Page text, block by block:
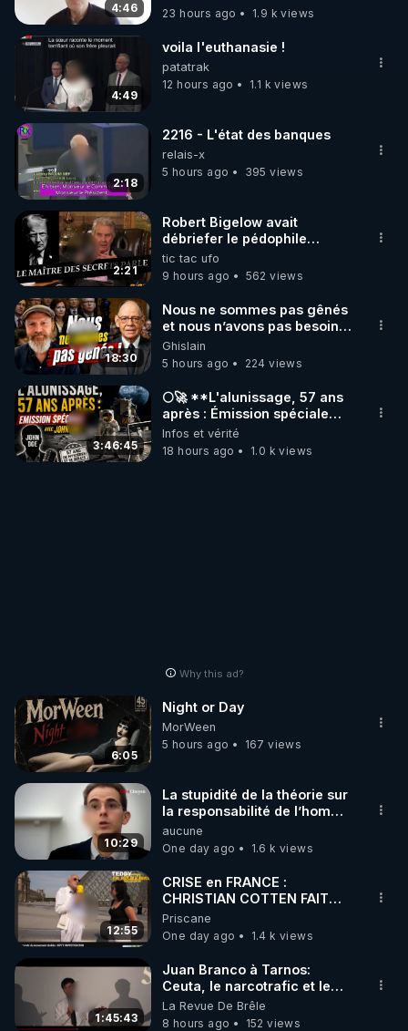
4:46
23 hours ago
1.9 k views
4:49
voila l'euthanasie !
patatrak
12 hours ago
1.1 k views
2:18
2216 - L'état des banques
relais-x
5 hours ago
395 views
2:21
Robert Bigelow avait
débriefer le pédophile
génocidaire de donald j
trump
tic tac ufo
9 hours ago
562 views
18:30
Nous ne sommes pas gênés
et nous n’avons pas besoin
de nous excuser ! #jw
#jehovah #collegecentral
Ghislain
5 hours ago
224 views
3:46:45
🌕🚀 **L'alunissage, 57 ans
après : Émission spéciale
avec John Doe !** 👨 🚀✨
Infos et vérité
18 hours ago
1.0 k views
Why this ad?
6:05
Night or Day
MorWeen
5 hours ago
167 views
10:29
La stupidité de la théorie sur
la responsabilité de l’homme
concernant le dioxyde de
carbone.
aucune
One day ago
1.6 k views
12:55
CRISE en FRANCE :
CHRISTIAN COTTEN FAIT
une étrange découverte
Priscane
One day ago
1.4 k views
1:45:43
Juan Branco à Tarnos:
Ceuta, le narcotrafic et le
pouvoir en France
La Revue De Brêle
8 hours ago
152 views